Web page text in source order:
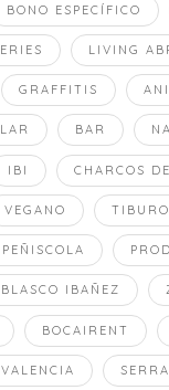
BONO ESPECÍFICO
LIVING
GRAFFITIS
BAR
IBI CHARCOS
VEGANO
PEÑISCOLA
BLASCO IBAÑEZ
BOCAIRENT